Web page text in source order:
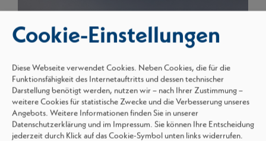
Cookie-Einstellungen
Diese Webseite verwendet Cookies. Neben Cookies, die für die
Funktionsfähigkeit des Internetauftritts und dessen technischer
Darstellung benötigt werden, nutzen wir – nach Ihrer Zustimmung –
weitere Cookies für statistische Zwecke und die Verbesserung unseres
Angebots. Weitere Informationen finden Sie in unserer
Datenschutzerklärung und im Impressum. Sie können Ihre Entscheidung
jederzeit durch Klick auf das Cookie-Symbol unten links widerrufen.